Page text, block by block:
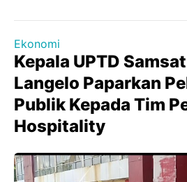
Ekonomi
Kepala UPTD
Langelo Paparkan
Publik Kepada Tim
Hospitality